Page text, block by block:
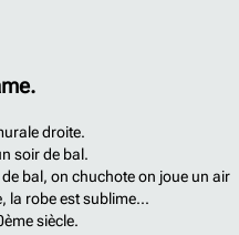
droite.
soir de bal.
bal, on chuchote on joue un air
la robe est sublime...
siècle.